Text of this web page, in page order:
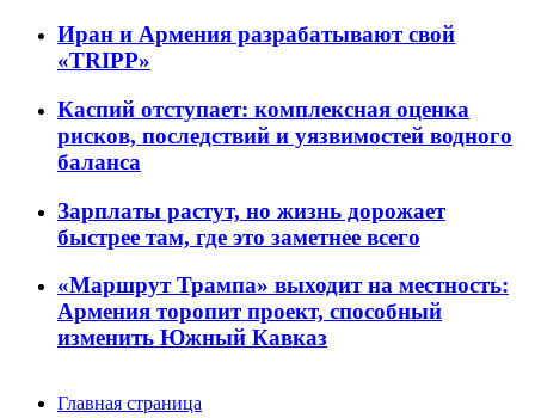
Иран и Армения разрабатывают свой
«TRIPP»
Каспий отступает: комплексная оценка
рисков, последствий и уязвимостей водного
баланса
Зарплаты растут, но жизнь дорожает
быстрее там, где это заметнее всего
«Маршрут Трампа» выходит на местность:
Армения торопит проект, способный
изменить Южный Кавказ
Главная страница